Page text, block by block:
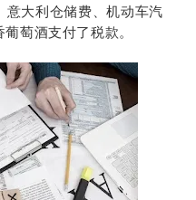
意大利仓储费、机动车汽
萄酒支付了税款。